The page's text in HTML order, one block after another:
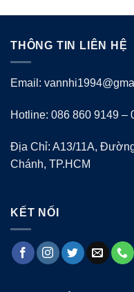
THÔNG TIN LIÊN HỆ
Email:
Hotline: 086 860 9149 –
Địa Chỉ: A13/11A,
Chánh, TP.HCM
KẾT NỐI